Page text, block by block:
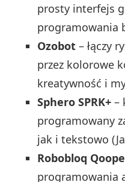
prosty interfejs
programowania
Ozobot – łączy
przez kolorowe
kreatywność i
Sphero SPRK+ –
programowany
jak i tekstowo
Robobloq
programowania